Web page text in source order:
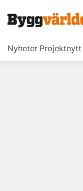
Nyheter Projektnytt